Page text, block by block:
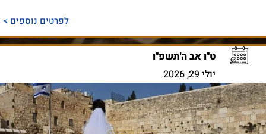
לפרטים נוספים >
ט"ו אב ה'תשפ"ו
יולי 29, 2026